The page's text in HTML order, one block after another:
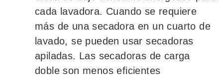
cada lavadora. Cuando se requiere
más de una secadora en un cuarto de
lavado, se pueden usar secadoras
apiladas. Las secadoras de carga
doble son menos eficientes